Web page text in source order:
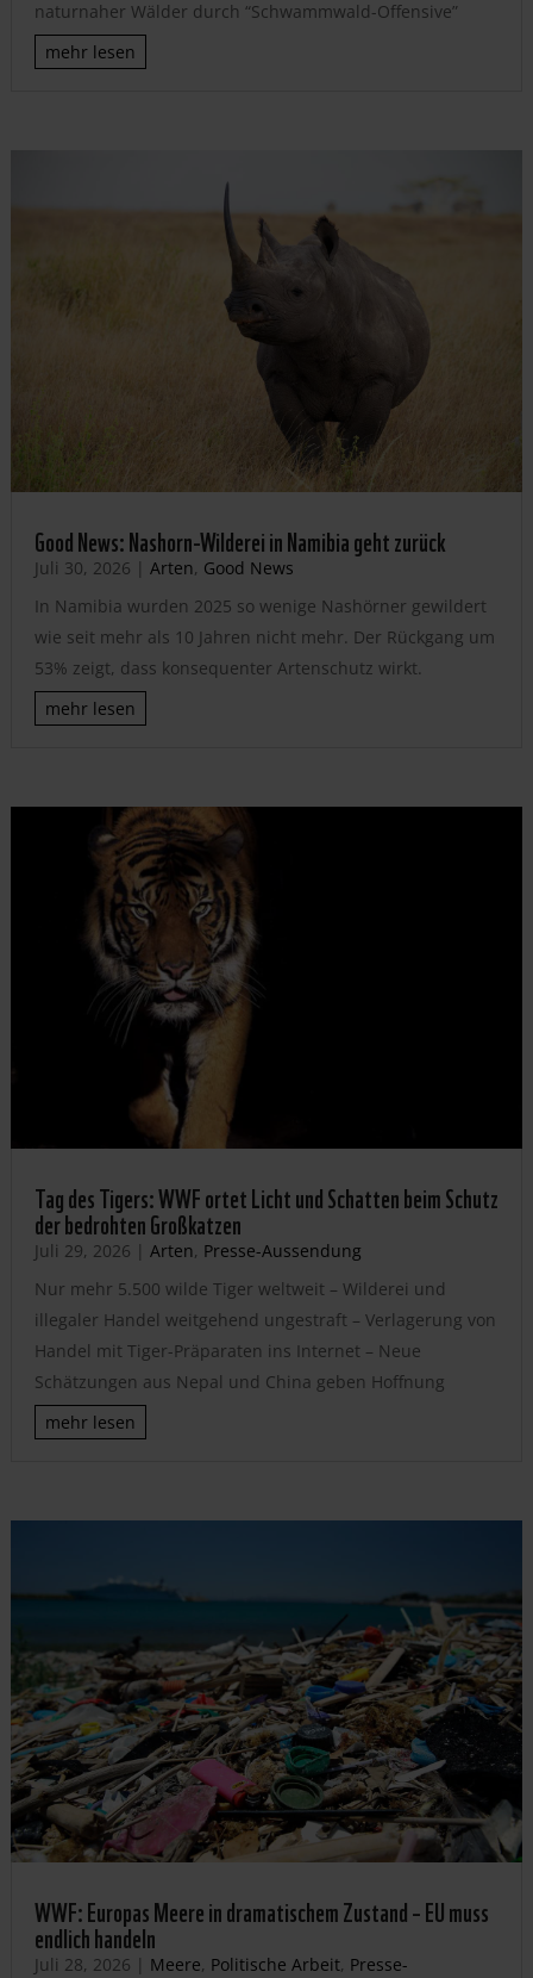
naturnaher Wälder durch “Schwammwald-Offensive”
mehr lesen
Good News: Nashorn-Wilderei in Namibia geht zurück
Juli 30, 2026 | Arten, Good News
In Namibia wurden 2025 so wenige Nashörner gewildert
wie seit mehr als 10 Jahren nicht mehr. Der Rückgang um
53% zeigt, dass konsequenter Artenschutz wirkt.
mehr lesen
Tag des Tigers: WWF ortet Licht und Schatten beim Schutz
der bedrohten Großkatzen
Juli 29, 2026 | Arten, Presse-Aussendung
Nur mehr 5.500 wilde Tiger weltweit – Wilderei und
illegaler Handel weitgehend ungestraft – Verlagerung von
Handel mit Tiger-Präparaten ins Internet – Neue
Schätzungen aus Nepal und China geben Hoffnung
mehr lesen
WWF: Europas Meere in dramatischem Zustand – EU muss
endlich handeln
Juli 28, 2026 | Meere, Politische Arbeit, Presse-